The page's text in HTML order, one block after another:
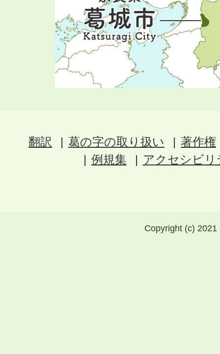
翻訳 葛の字の取り扱い
著作権
例規集
アクセシビ
Copyright (c)